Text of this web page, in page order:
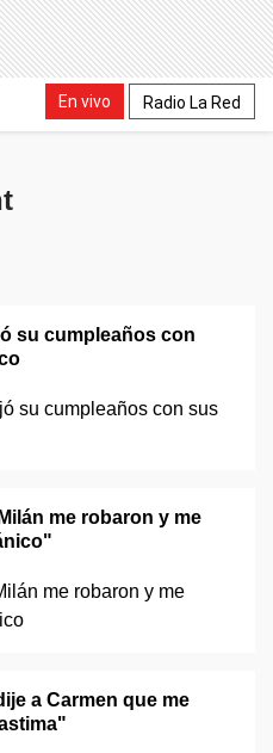
En vivo Radio La Red
su cumpleaños con
me robaron y me
a Carmen que me